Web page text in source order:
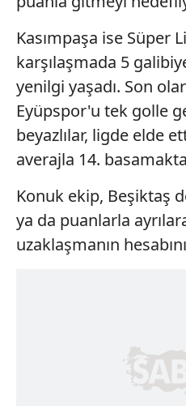
Kasımpaşa ise Süper
karşılaşmada 5
yenilgi yaşadı. Son
Eyüpspor'u tek golle
beyazlılar, ligde elde
averajla 14.
Konuk ekip, Beşiktaş
ya da puanlarla
uzaklaşmanın